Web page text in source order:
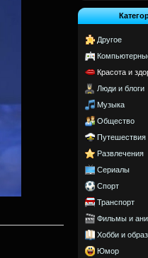
Другое
Красота и
Люди и блоги
Музыка
Общество
Путешествия
Развлечения
Сериалы
Спорт
Транспорт
Фильмы и
Хобби и
Юмор